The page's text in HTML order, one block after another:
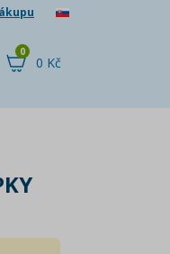
0 Kč
0